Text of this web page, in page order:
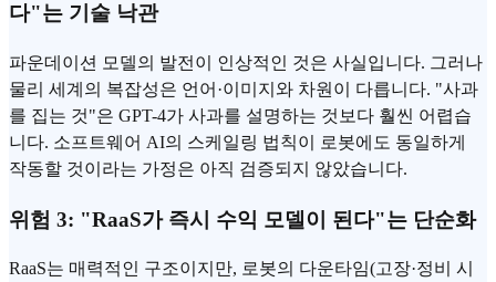
다"는 기술 낙관
파운데이션 모델의 발전이 인상적인 것은 사실입니다. 그러나
물리 세계의 복잡성은 언어·이미지와 차원이 다릅니다. "사과
를 집는 것"은 GPT-4가 사과를 설명하는 것보다 훨씬 어렵습
니다. 소프트웨어 AI의 스케일링 법칙이 로봇에도 동일하게
작동할 것이라는 가정은 아직 검증되지 않았습니다.
위험 3: "RaaS가 즉시 수익 모델이 된다"는 단순화
RaaS는 매력적인 구조이지만, 로봇의 다운타임(고장·정비 시